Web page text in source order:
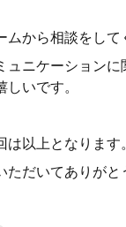
ムから相談をして
ュニケーション
いです。
以上となります。
だいてありがと